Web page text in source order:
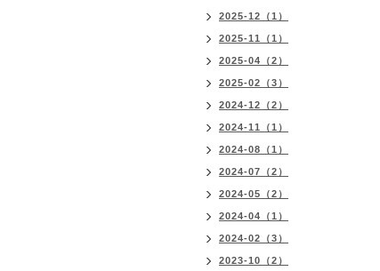
2025-12（1）
2025-11（1）
2025-04（2）
2025-02（3）
2024-12（2）
2024-11（1）
2024-08（1）
2024-07（2）
2024-05（2）
2024-04（1）
2024-02（3）
2023-10（2）